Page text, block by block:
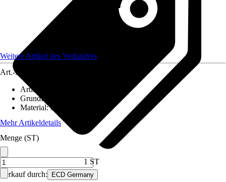
Verkauf durch: ECD Germany
Weitere Artikel des Verkäufers
Art.-Nr.
Artikeltyp
Grundfarbe
Material:Metall
Mehr Artikeldetails
Menge (ST)
1 ST